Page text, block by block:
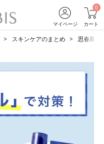
マイページ
0
カート
スキンケアのまとめ 思春期ニ